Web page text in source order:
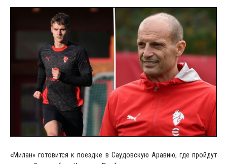
«Милан» готовится к поездке в Саудовскую Аравию, где пройдут